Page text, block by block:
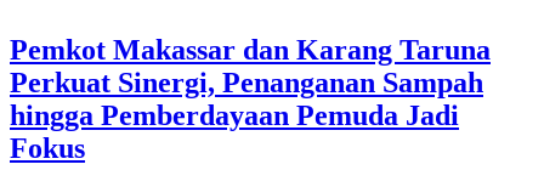
Pemkot Makassar dan Karang Taruna
Perkuat Sinergi, Penanganan Sampah
hingga Pemberdayaan Pemuda Jadi
Fokus